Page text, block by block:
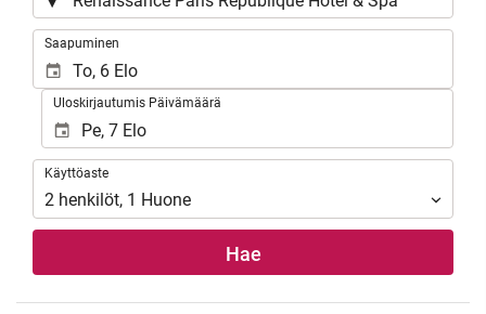
Saapuminen
Uloskirjautumis Päivämäärä
Käyttöaste
Käyttöaste
2 henkilöt, 1 Huone
Hae